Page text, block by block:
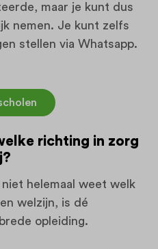
maar je kunt dus
nemen. Je kunt zelfs
stellen via Whatsapp.
richting in zorg
helemaal weet welk
welzijn, is dé
opleiding.